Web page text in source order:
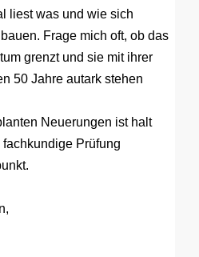
liest was und wie sich
Frage mich oft, ob das
grenzt und sie mit ihrer
50 Jahre autark stehen
Neuerungen ist halt
Prüfung